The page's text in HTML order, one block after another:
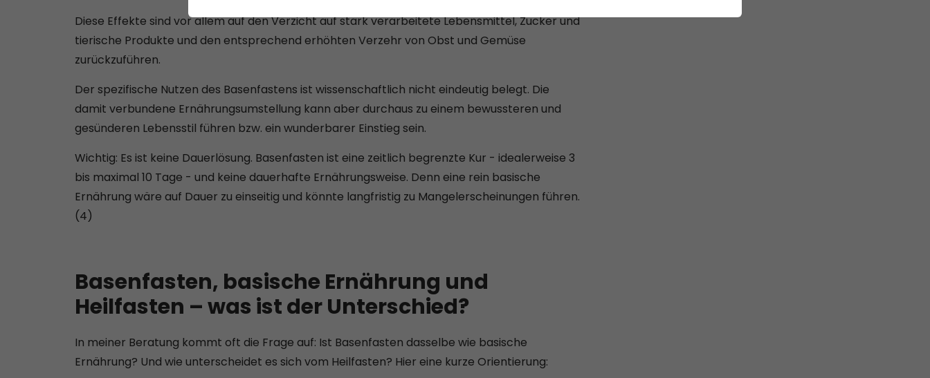
Diese Effekte sind vor allem auf den Verzicht auf stark verarbeitete Lebensmittel, Zucker und
tierische Produkte und den entsprechend erhöhten Verzehr von Obst und Gemüse
zurückzuführen.
Der spezifische Nutzen des Basenfastens ist wissenschaftlich nicht eindeutig belegt. Die
damit verbundene Ernährungsumstellung kann aber durchaus zu einem bewussteren und
gesünderen Lebensstil führen bzw. ein wunderbarer Einstieg sein.
Wichtig: Es ist keine Dauerlösung. Basenfasten ist eine zeitlich begrenzte Kur - idealerweise 3
bis maximal 10 Tage - und keine dauerhafte Ernährungsweise. Denn eine rein basische
Ernährung wäre auf Dauer zu einseitig und könnte langfristig zu Mangelerscheinungen führen.
(4)
Basenfasten, basische Ernährung und
Heilfasten – was ist der Unterschied?
In meiner Beratung kommt oft die Frage auf: Ist Basenfasten dasselbe wie basische
Ernährung? Und wie unterscheidet es sich vom Heilfasten? Hier eine kurze Orientierung: